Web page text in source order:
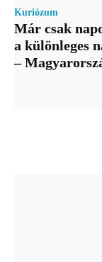
Kuriózum
Már csak
a különleges
–